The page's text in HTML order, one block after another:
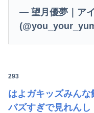
— 望月優夢｜ア
293
はよガキッズみん
バズすぎで見れんし